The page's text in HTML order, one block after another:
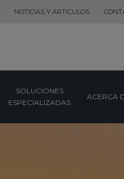
NOTICIAS Y ARTICULOS
SOLUCIONES
ESPECIALIZADAS
ACERCA